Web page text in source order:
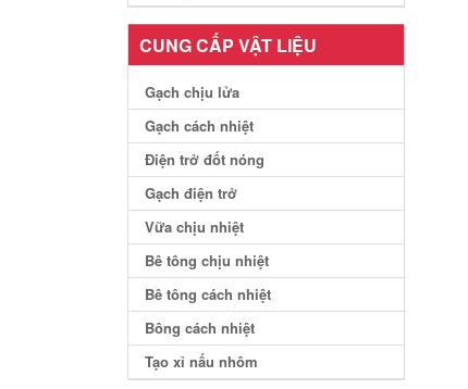
CUNG CẤP VẬT LIỆU
Gạch chịu lửa
Gạch cách nhiệt
Điện trở đốt nóng
Gạch điện trở
Vữa chịu nhiệt
Bê tông chịu nhiệt
Bê tông cách nhiệt
Bông cách nhiệt
Tạo xỉ nấu nhôm